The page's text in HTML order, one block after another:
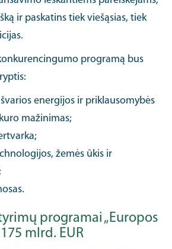
ir paskatins tiek viešąsias, tiek
programą bus
energijos ir priklausomybės
mažinimas;
žemės ūkis ir
programai „Europos
mlrd. EUR